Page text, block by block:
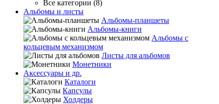
Все категории (8)
Альбомы и листы
Альбомы-планшеты
Альбомы-книги
Альбомы с
кольцевым механизмом
Листы для альбомов
Монетники
Аксессуары и др.
Каталоги
Капсулы
Холдеры